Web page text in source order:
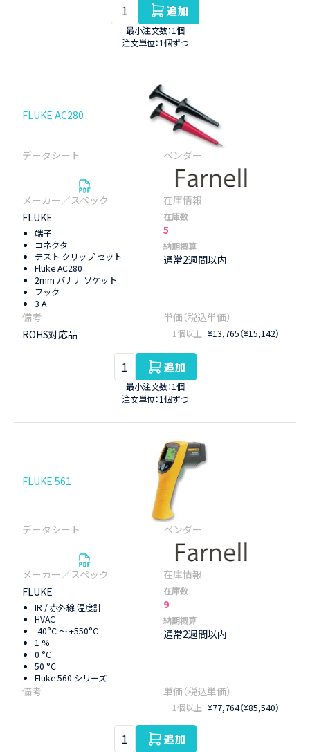
追加
最小注文数：1個
注文単位：1個ずつ
FLUKE AC280
FLUKE
端子
コネクタ
テスト クリップ セット
Fluke AC280
2mm バナナ ソケット
フック
3 A
在庫数
5
納期概算
通常2週間以内
ROHS対応品 1個以上 ¥13,765（¥15,142）
追加
最小注文数：1個
注文単位：1個ずつ
FLUKE 561
FLUKE
IR / 赤外線 温度計
HVAC
-40°C ～ +550°C
1 %
0 °C
50 °C
Fluke 560 シリーズ
在庫数
9
納期概算
通常2週間以内
1個以上 ¥77,764（¥85,540）
追加